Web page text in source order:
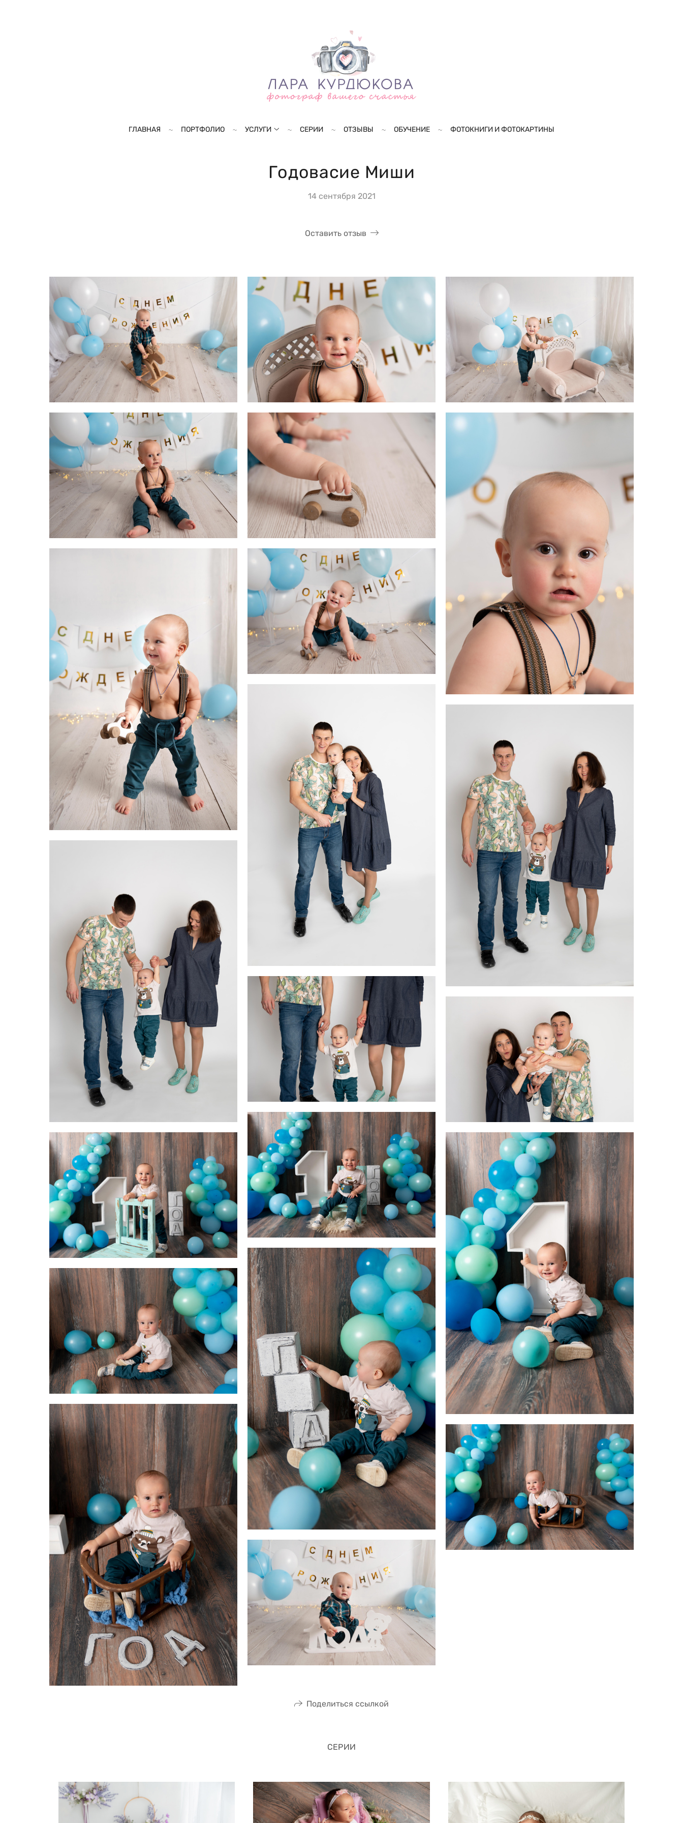
ГЛАВНАЯ ПОРТФОЛИО УСЛУГИ СЕРИИ ОТЗЫВЫ ОБУЧЕНИЕ ФОТОКНИГИ И ФОТОКАРТИНЫ
Годовасие Миши
14 сентября 2021
Оставить отзыв
Поделиться ссылкой
СЕРИИ